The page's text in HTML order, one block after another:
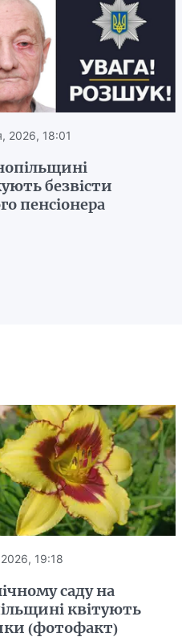
2026, 18:01
безвісти
пенсіонера
19:18
саду на
квітують
(фотофакт)